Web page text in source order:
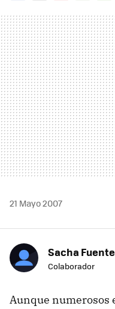
MAIL
21 Mayo 2007
Sacha
Colaborador
Aunque numerosos